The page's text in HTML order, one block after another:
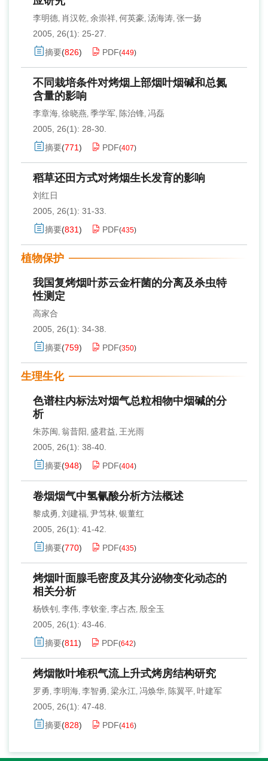
李明德, 肖汉乾, 余崇祥, 何英豪, 汤海涛, 张一扬
2005, 26(1): 25-27.
摘要(826) PDF(449)
不同栽培条件对烤烟上部烟叶烟碱和总氮
含量的影响
李章海, 徐晓燕, 季学军, 陈治锋, 冯磊
2005, 26(1): 28-30.
摘要(771) PDF(407)
稻草还田方式对烤烟生长发育的影响
刘红日
2005, 26(1): 31-33.
摘要(831) PDF(435)
植物保护
我国复烤烟叶苏云金杆菌的分离及杀虫特
性测定
高家合
2005, 26(1): 34-38.
摘要(759) PDF(350)
生理生化
色谱柱内标法对烟气总粒相物中烟碱的分
析
朱苏闽, 翁昔阳, 盛君益, 王光雨
2005, 26(1): 38-40.
摘要(948) PDF(404)
卷烟烟气中氢氰酸分析方法概述
黎成勇 , 刘建福, 尹笃林, 银董红
2005, 26(1): 41-42.
摘要(770) PDF(435)
烤烟叶面腺毛密度及其分泌物变化动态的
相关分析
杨铁钊, 李伟, 李钦奎, 李占杰, 殷全玉
2005, 26(1): 43-46.
摘要(811) PDF(642)
烤烟散叶堆积气流上升式烤房结构研究
罗勇 , 李明海, 李智勇 , 梁永江, 冯焕华, 陈翼平, 叶建军
2005, 26(1): 47-48.
摘要(828) PDF(416)